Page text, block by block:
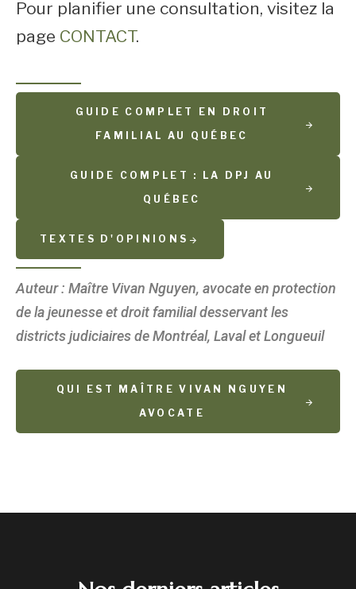
Pour planifier une consultation, visitez la
page CONTACT.
GUIDE COMPLET EN DROIT
FAMILIAL AU QUÉBEC
GUIDE COMPLET : LA DPJ AU
QUÉBEC
TEXTES D'OPINIONS
Auteur : Maître Vivan Nguyen, avocate en protection
de la jeunesse et droit familial desservant les
districts judiciaires de Montréal, Laval et Longueuil
QUI EST MAÎTRE VIVAN NGUYEN
AVOCATE